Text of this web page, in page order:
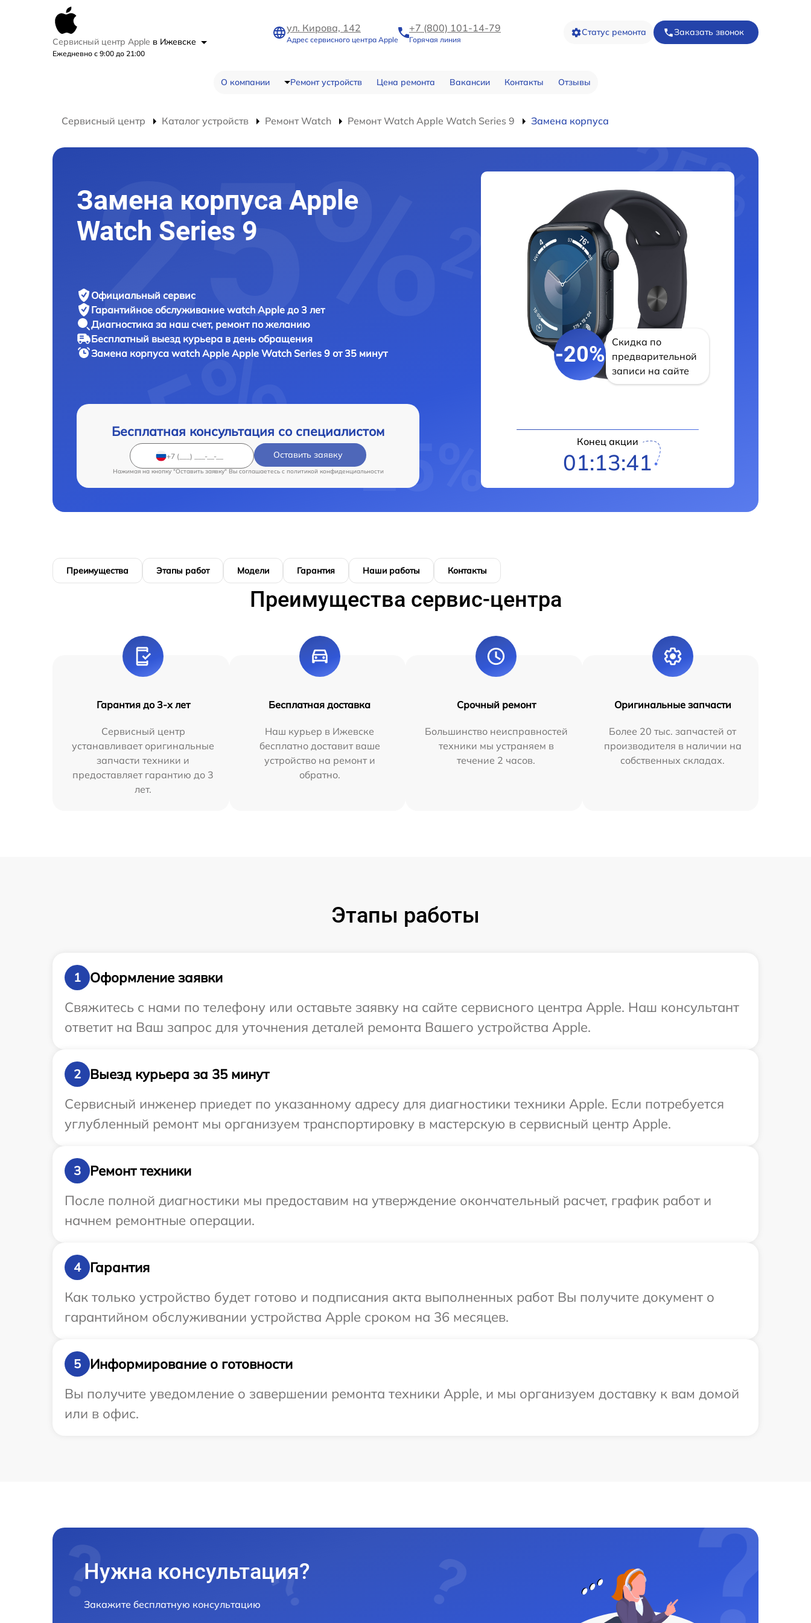
Сервисный центр Apple в Ижевске
Ежедневно с 9:00 до 21:00
ул. Кирова, 142
Адрес сервисного центра Apple
+7 (800) 101-14-79
Горячая линия
Статус ремонта Заказать звонок
О компании Ремонт устройств Цена ремонта Вакансии Контакты Отзывы
Сервисный центр Каталог устройств Ремонт Watch Ремонт Watch Apple Watch Series 9 Замена корпуса
Замена корпуса Apple
Watch Series 9
Официальный сервис
Гарантийное обслуживание watch Apple до 3 лет
Диагностика за наш счет, ремонт по желанию
Бесплатный выезд курьера в день обращения
Замена корпуса watch Apple Apple Watch Series 9 от 35 минут
Бесплатная консультация со специалистом
Оставить заявку
Нажимая на кнопку "Оставить заявку" Вы соглашаетесь c политикой конфиденциальности
-20%
Скидка по
предварительной
записи на сайте
Конец акции
01:13:41
Преимущества Этапы работ Модели Гарантия Наши работы Контакты
Преимущества сервис-центра
Гарантия до 3-х лет
Сервисный центр
устанавливает оригинальные
запчасти техники и
предоставляет гарантию до 3
лет.
Бесплатная доставка
Наш курьер в Ижевске
бесплатно доставит ваше
устройство на ремонт и
обратно.
Срочный ремонт
Большинство неисправностей
техники мы устраняем в
течение 2 часов.
Оригинальные запчасти
Более 20 тыс. запчастей от
производителя в наличии на
собственных складах.
Этапы работы
1
Оформление заявки
Свяжитесь с нами по телефону или оставьте заявку на сайте сервисного центра Apple. Наш консультант
ответит на Ваш запрос для уточнения деталей ремонта Вашего устройства Apple.
2
Выезд курьера за 35 минут
Сервисный инженер приедет по указанному адресу для диагностики техники Apple. Если потребуется
углубленный ремонт мы организуем транспортировку в мастерскую в сервисный центр Apple.
3
Ремонт техники
После полной диагностики мы предоставим на утверждение окончательный расчет, график работ и
начнем ремонтные операции.
4
Гарантия
Как только устройство будет готово и подписания акта выполненных работ Вы получите документ о
гарантийном обслуживании устройства Apple сроком на 36 месяцев.
5
Информирование о готовности
Вы получите уведомление о завершении ремонта техники Apple, и мы организуем доставку к вам домой
или в офис.
Нужна консультация?
Закажите бесплатную консультацию